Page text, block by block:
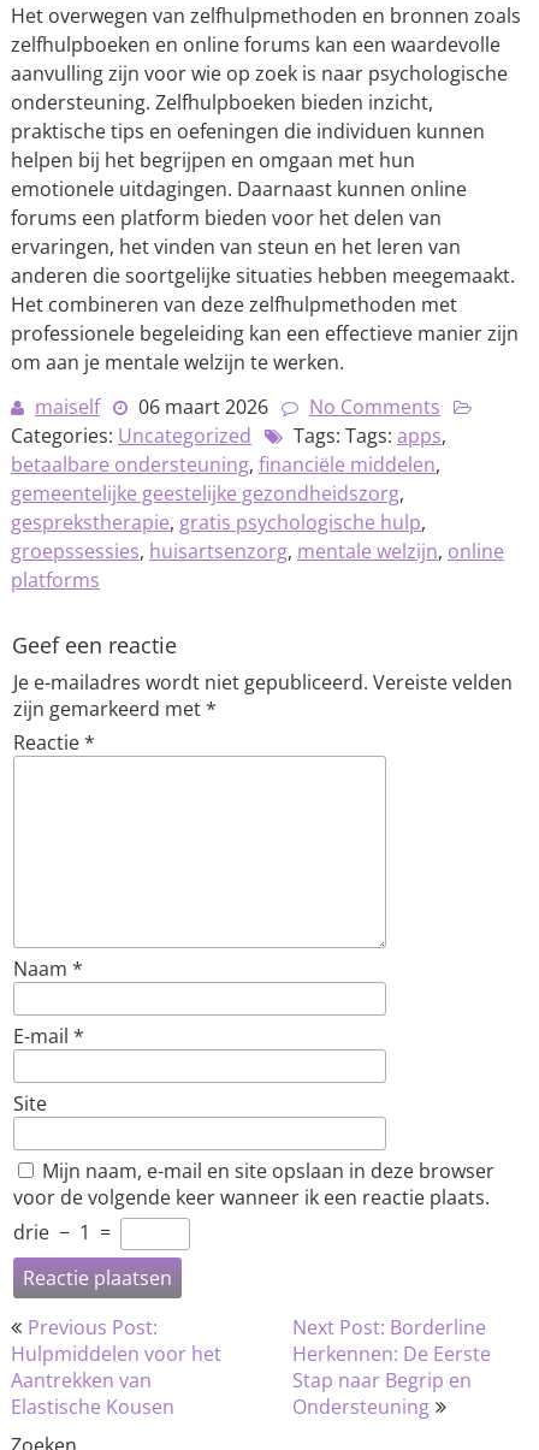
Het overwegen van zelfhulpmethoden en bronnen zoals
zelfhulpboeken en online forums kan een waardevolle
aanvulling zijn voor wie op zoek is naar psychologische
ondersteuning. Zelfhulpboeken bieden inzicht,
praktische tips en oefeningen die individuen kunnen
helpen bij het begrijpen en omgaan met hun
emotionele uitdagingen. Daarnaast kunnen online
forums een platform bieden voor het delen van
ervaringen, het vinden van steun en het leren van
anderen die soortgelijke situaties hebben meegemaakt.
Het combineren van deze zelfhulpmethoden met
professionele begeleiding kan een effectieve manier zijn
om aan je mentale welzijn te werken.
maiself
06 maart 2026
No Comments
Categories: Uncategorized Tags: Tags: apps,
betaalbare ondersteuning, financiële middelen,
gemeentelijke geestelijke gezondheidszorg,
gesprekstherapie, gratis psychologische hulp,
groepssessies, huisartsenzorg, mentale welzijn, online
platforms
Geef een reactie
Je e-mailadres wordt niet gepubliceerd. Vereiste velden
zijn gemarkeerd met*
Reactie*
Naam *
E-mail *
Site
Mijn naam, e-mail en site opslaan in deze browser
voor de volgende keer wanneer ik een reactie plaats.
drie − 1 =
Bericht
navigatie
Previous Post:
Hulpmiddelen voor het
Aantrekken van
Elastische Kousen
Next Post: Borderline
Herkennen: De Eerste
Stap naar Begrip en
Ondersteuning
Zoeken